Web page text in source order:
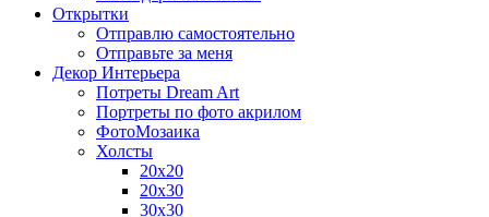
Открытки
Отправлю самостоятельно
Отправьте за меня
Декор Интерьера
Потреты Dream Art
Портреты по фото акрилом
ФотоМозаика
Холсты
20х20
20х30
30х30